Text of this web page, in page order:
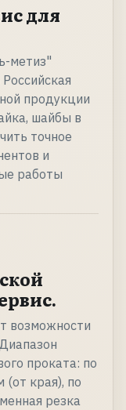
для
метиз"
продукции
шайбы в
точное
и
работы
возможности
проката: по
(от края), по
резка